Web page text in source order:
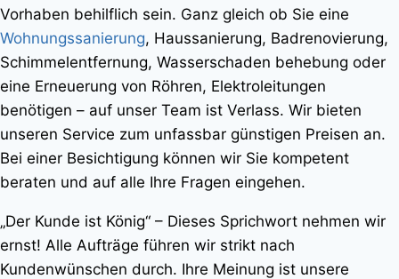
Vorhaben behilflich sein. Ganz gleich ob Sie eine
Wohnungssanierung, Haussanierung, Badrenovierung,
Schimmelentfernung, Wasserschaden behebung oder
eine Erneuerung von Röhren, Elektroleitungen
benötigen – auf unser Team ist Verlass. Wir bieten
unseren Service zum unfassbar günstigen Preisen an.
Bei einer Besichtigung können wir Sie kompetent
beraten und auf alle Ihre Fragen eingehen.
„Der Kunde ist König“ – Dieses Sprichwort nehmen wir
ernst! Alle Aufträge führen wir strikt nach
Kundenwünschen durch. Ihre Meinung ist unsere